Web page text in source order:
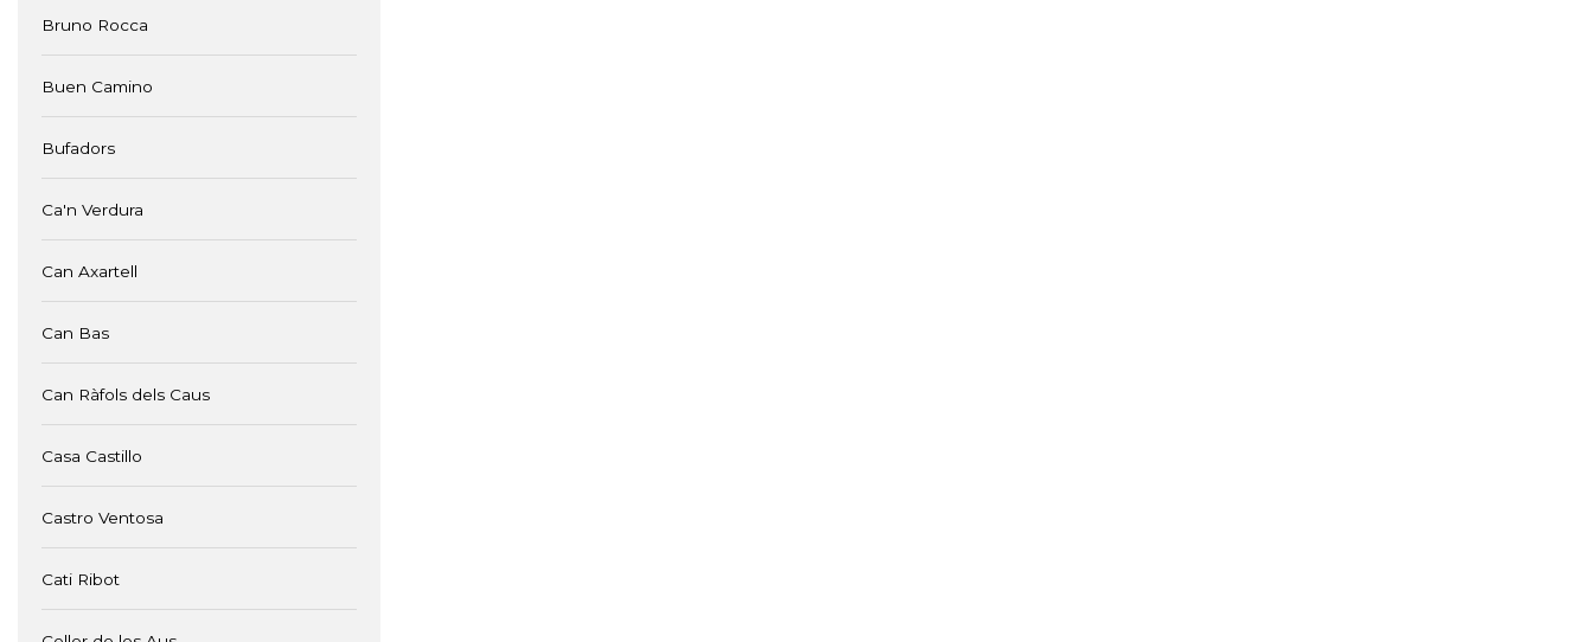
Bruno Rocca
Buen Camino
Bufadors
Ca'n Verdura
Can Axartell
Can Bas
Can Ràfols dels Caus
Casa Castillo
Castro Ventosa
Cati Ribot